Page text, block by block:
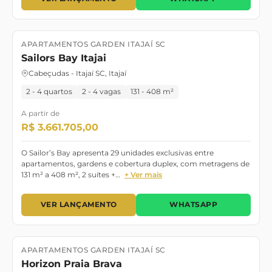
Lançamento Dezembro/2025
APARTAMENTOS GARDEN ITAJAÍ SC
Sailors Bay Itajai
Cabeçudas - Itajaí SC, Itajaí
2 - 4 quartos 2 - 4 vagas 131 - 408 m²
A partir de
R$ 3.661.705,00
O Sailor’s Bay apresenta 29 unidades exclusivas entre
apartamentos, gardens e cobertura duplex, com metragens de
131 m² a 408 m², 2 suítes +… + Ver mais
VER LANÇAMENTO WHATSAPP
Lançamento Novembro/2025
APARTAMENTOS GARDEN ITAJAÍ SC
Horizon Praia Brava